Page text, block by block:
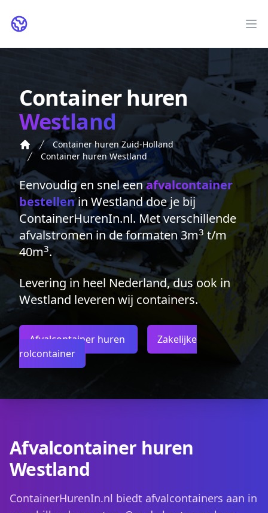
ContainerHurenIn.nl
Container huren
Westland
Container huren Zuid-Holland
Container huren Westland
Eenvoudig en snel eenafvalcontainer
bestellenin Westland doe je bij
ContainerHurenIn.nl. Met verschillende
afvalstromen in de formaten 3m3t/m
40m3.
Levering in heel Nederland, dus ook in
Westland leveren wij containers.
Afvalcontainer huren
Zakelijke
rolcontainer
Afvalcontainer huren
Westland
ContainerHurenIn.nl biedt afvalcontainers aan in